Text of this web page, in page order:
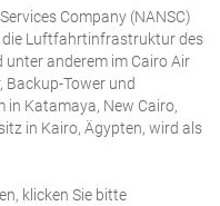
Company (NANSC)
die Luftfahrtinfrastruktur des
unter anderem im Cairo Air
Backup-Tower und
Katamaya, New Cairo,
in Kairo, Ägypten, wird als
klicken Sie bitte